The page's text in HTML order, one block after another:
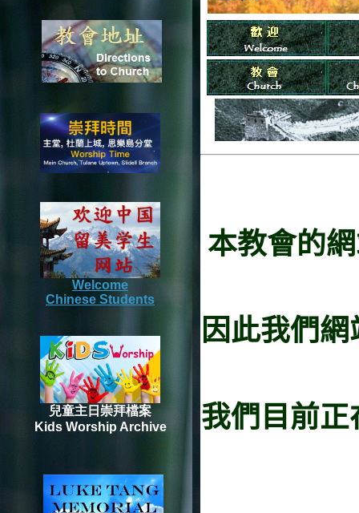
Welcome
Chinese Students
兒童主日崇拜檔案
Kids Worship Archive
本教會的
因此我們
我們目前